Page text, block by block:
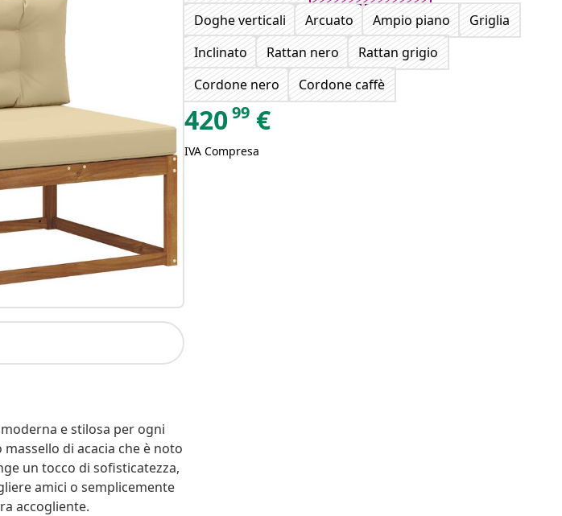
e stilosa per ogni
di acacia che è noto
un tocco di sofisticatezza,
amici o semplicemente
accogliente.
Doghe verticali
Arcuato Ampio piano
Griglia
Inclinato
Rattan nero
Rattan grigio
Cordone nero
Cordone caffè
42099 €
IVA Compresa